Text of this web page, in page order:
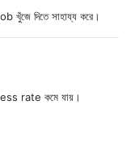
খুঁজে দিতে সাহায্য করে।
rate কমে যায়।